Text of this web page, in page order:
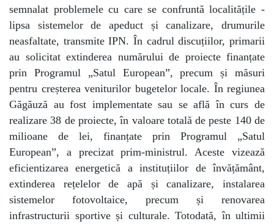
semnalat problemele cu care se confruntă localitățile -
lipsa sistemelor de apeduct și canalizare, drumurile
neasfaltate, transmite IPN. În cadrul discuțiilor, primarii
au solicitat extinderea numărului de proiecte finanțate
prin Programul „Satul European”, precum și măsuri
pentru creșterea veniturilor bugetelor locale. În regiunea
Găgăuză au fost implementate sau se află în curs de
realizare 38 de proiecte, în valoare totală de peste 140 de
milioane de lei, finanțate prin Programul „Satul
European”, a precizat prim-ministrul. Aceste vizează
eficientizarea energetică a instituțiilor de învățământ,
extinderea rețelelor de apă și canalizare, instalarea
sistemelor fotovoltaice, precum și renovarea
infrastructurii sportive și culturale. Totodată, în ultimii